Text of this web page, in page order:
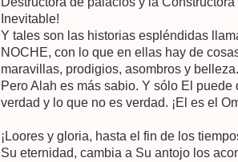
Inevitable!
Y tales son las historias espléndidas
NOCHE, con lo que en ellas hay de
maravillas, prodigios, asombros y belleza.
Pero Alah es más sabio. Y sólo El
verdad y lo que no es verdad. ¡El es el
¡Loores y gloria, hasta el fin de los
Su eternidad, cambia a Su antojo los